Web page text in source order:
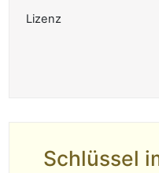
Lizenz
Schlüssel